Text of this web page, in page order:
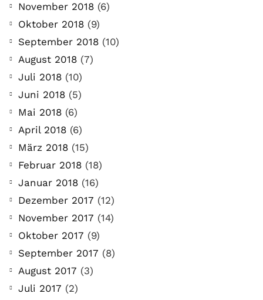
November 2018 (6)
Oktober 2018 (9)
September 2018 (10)
August 2018 (7)
Juli 2018 (10)
Juni 2018 (5)
Mai 2018 (6)
April 2018 (6)
März 2018 (15)
Februar 2018 (18)
Januar 2018 (16)
Dezember 2017 (12)
November 2017 (14)
Oktober 2017 (9)
September 2017 (8)
August 2017 (3)
Juli 2017 (2)
COMMUNITY
Der Leserbrief der
Woche #2
21. Juli. 2021
Der Leserbrief der Woche Viele Leser